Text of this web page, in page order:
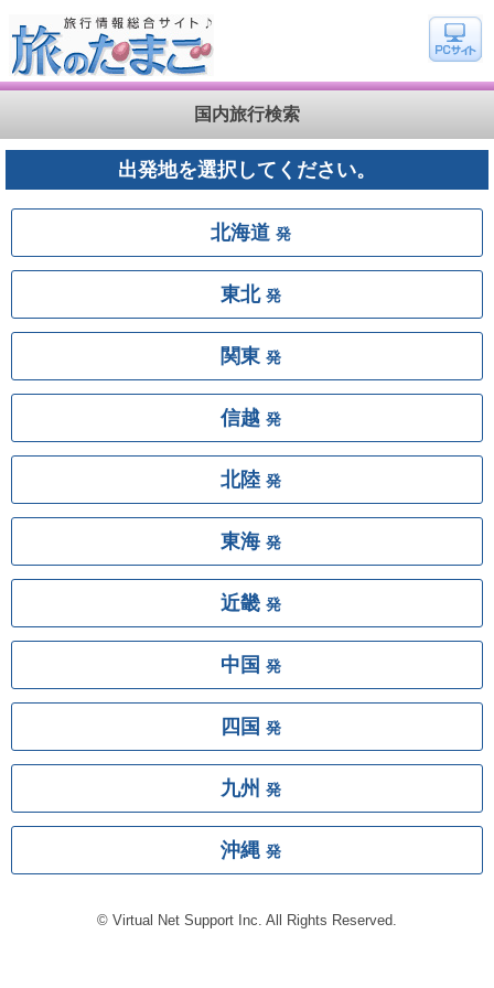
国内旅行検索
出発地を選択してください。
北海道発
東北発
関東発
信越発
北陸発
東海発
近畿発
中国発
四国発
九州発
沖縄発
© Virtual Net Support Inc. All Rights Reserved.